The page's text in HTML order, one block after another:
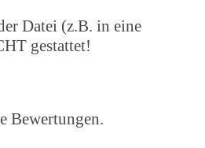
Datei (z.B. in eine
gestattet!
Bewertungen.